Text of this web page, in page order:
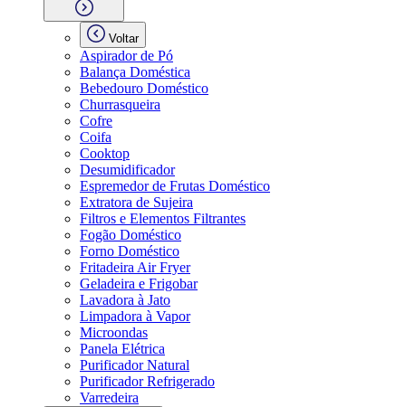
Voltar
Aspirador de Pó
Balança Doméstica
Bebedouro Doméstico
Churrasqueira
Cofre
Coifa
Cooktop
Desumidificador
Espremedor de Frutas Doméstico
Extratora de Sujeira
Filtros e Elementos Filtrantes
Fogão Doméstico
Forno Doméstico
Fritadeira Air Fryer
Geladeira e Frigobar
Lavadora à Jato
Limpadora à Vapor
Microondas
Panela Elétrica
Purificador Natural
Purificador Refrigerado
Varredeira